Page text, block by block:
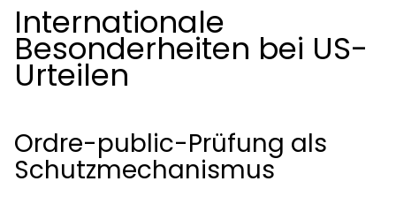
Internationale
Besonderheiten bei US-
Urteilen
Ordre-public-Prüfung als
Schutzmechanismus